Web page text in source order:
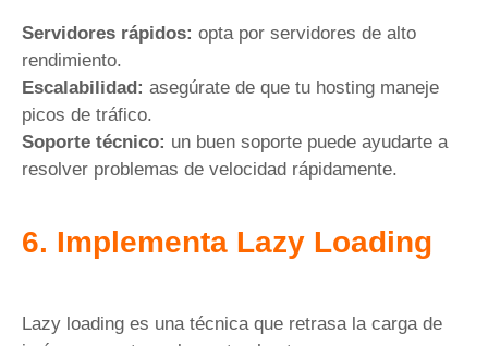
Servidores rápidos: opta por servidores de alto
rendimiento.
Escalabilidad: asegúrate de que tu hosting maneje
picos de tráfico.
Soporte técnico: un buen soporte puede ayudarte a
resolver problemas de velocidad rápidamente.
6. Implementa Lazy Loading
Lazy loading es una técnica que retrasa la carga de